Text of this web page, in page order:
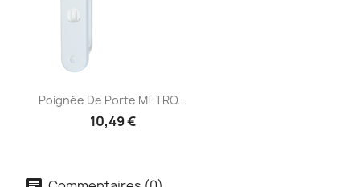
Poignée De Porte METRO...
10,49 €